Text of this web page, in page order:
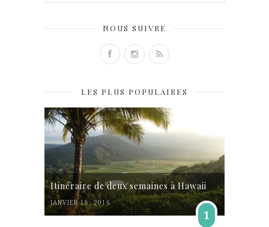
NOUS SUIVRE
LES PLUS POPULAIRES
Itinéraire de deux semaines à Hawaii
JANVIER 18, 2016
1